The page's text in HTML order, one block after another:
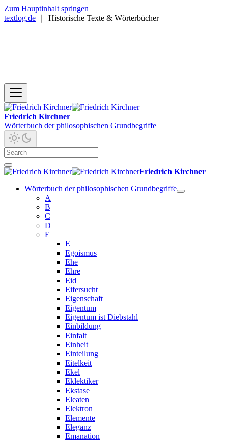
Zum Hauptinhalt springen
textlog.de
Historische Texte & Wörterbücher
Friedrich Kirchner
Wörterbuch der philosophischen Grundbegriffe
Friedrich Kirchner
Wörterbuch der philosophischen Grundbegriffe
A
B
C
D
E
E
Egoismus
Ehe
Ehre
Eid
Eifersucht
Eigenschaft
Eigentum
Eigentum ist Diebstahl
Einbildung
Einfalt
Einheit
Einteilung
Eitelkeit
Ekel
Eklektiker
Ekstase
Eleaten
Elektron
Elemente
Eleganz
Emanation